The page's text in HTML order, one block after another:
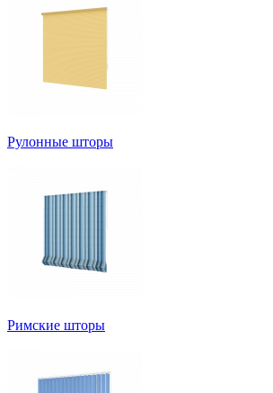
Рулонные шторы
Римские шторы